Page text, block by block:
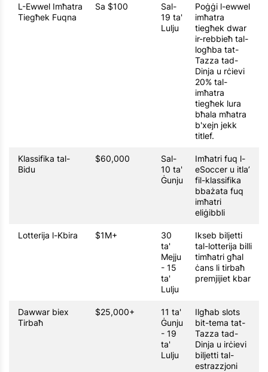
L-Ewwel Imħatra
Tiegħek Fuqna
Sa $100
Sal-
19 ta'
Lulju
Poġġi l-ewwel
imħatra
tiegħek dwar
ir-rebbieħ tal-
logħba tat-
Tazza tad-
Dinja u rċievi
20% tal-
imħatra
tiegħek lura
bħala mħatra
b'xejn jekk
titlef.
Klassifika tal-
Bidu
$60,000
Sal-
10 ta'
Ġunju
Imħatri fuq l-
eSoccer u itla’
fil-klassifika
bbażata fuq
imħatri
eliġibbli
Lotterija l-Kbira $1M+
30
ta'
Mejju
- 15
ta'
Lulju
Ikseb biljetti
tal-lotterija billi
timħatri għal
ċans li tirbaħ
premjijiet kbar
Dawwar biex
Tirbaħ
$25,000+
11 ta'
Ġunju
- 19
ta'
Lulju
Ilgħab slots
bit-tema tat-
Tazza tad-
Dinja u irċievi
biljetti tal-
estrazzjoni